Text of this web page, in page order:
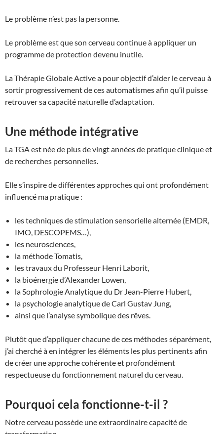
Le problème n’est pas la personne.
Le problème est que son cerveau continue à appliquer un
programme de protection devenu inutile.
La Thérapie Globale Active a pour objectif d’aider le cerveau à
sortir progressivement de ces automatismes afin qu’il puisse
retrouver sa capacité naturelle d’adaptation.
Une méthode intégrative
La TGA est née de plus de vingt années de pratique clinique et
de recherches personnelles.
Elle s’inspire de différentes approches qui ont profondément
influencé ma pratique :
les techniques de stimulation sensorielle alternée (EMDR,
IMO, DESCOPEMS…),
les neurosciences,
la méthode Tomatis,
les travaux du Professeur Henri Laborit,
la bioénergie d’Alexander Lowen,
la Sophrologie Analytique du Dr Jean-Pierre Hubert,
la psychologie analytique de Carl Gustav Jung,
ainsi que l’analyse symbolique des rêves.
Plutôt que d’appliquer chacune de ces méthodes séparément,
j’ai cherché à en intégrer les éléments les plus pertinents afin
de créer une approche cohérente et profondément
respectueuse du fonctionnement naturel du cerveau.
Pourquoi cela fonctionne-t-il ?
Notre cerveau possède une extraordinaire capacité de